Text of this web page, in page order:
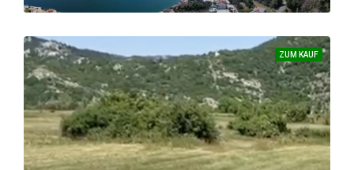
Sanierte & möblierte 3-Zimmer-Wohnung im Herzen von Bar
ZUM KAUF